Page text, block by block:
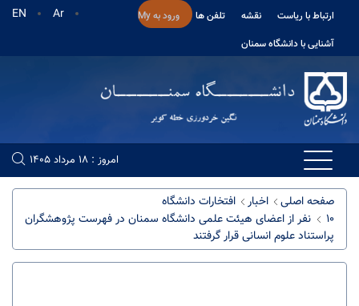
ارتباط با ریاست نقشه تلفن ها
ورود به My
آشنایی با دانشگاه سمنان
EN Ar
امروز : 18 مرداد 1405
صفحه اصلی اخبار
افتخارات دانشگاه
۱۰ نفر از اعضای هیئت علمی دانشگاه سمنان در فهرست پژوهشگران
پراستناد علوم انسانی قرار گرفتند